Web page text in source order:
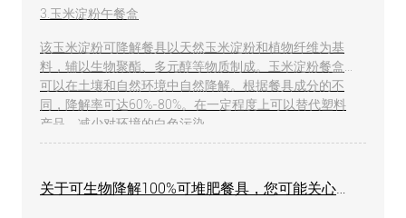
3.玉米淀粉午餐盒
该玉米淀粉可降解餐具以天然玉米淀粉和植物纤维为基
料，辅以生物聚酯、多元醇等物质制成。玉米淀粉餐盒
可以在土壤和自然环境中自然降解。根据餐具成分的不
同，降解率可达60%-80%。在一定程度上可以替代塑料
产品，减少对环境的白色污染。